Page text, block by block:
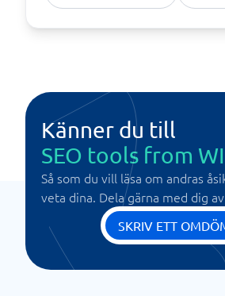
Känner du till
SEO tools from
Så som du vill läsa om andras
veta dina. Dela gärna med dig
SKRIV ETT